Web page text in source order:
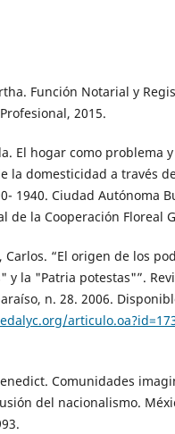
Función Notarial y
2015.
El hogar como problema
la domesticidad a través
1940. Ciudad Autónoma
de la Cooperación Floreal
Carlos. “El origen de los
y la "Patria potestas"”.
n. 28. 2006.
Comunidades
del nacionalismo.